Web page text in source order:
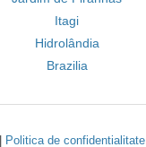
Itagi
Hidrolândia
Brazilia
Politica de confidentialitate